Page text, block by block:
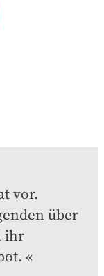
vor.
über
ihr